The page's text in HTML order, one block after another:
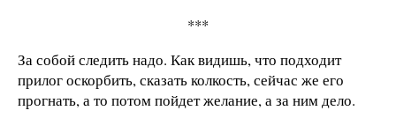
***
За собой следить надо. Как видишь, что подходит
прилог оскорбить, сказать колкость, сейчас же его
прогнать, а то потом пойдет желание, а за ним дело.